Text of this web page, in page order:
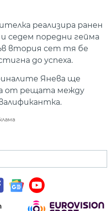
реализира ранен
седем поредни гейма
втория сет тя бе
до успеха.
Янева ще
от рещата между